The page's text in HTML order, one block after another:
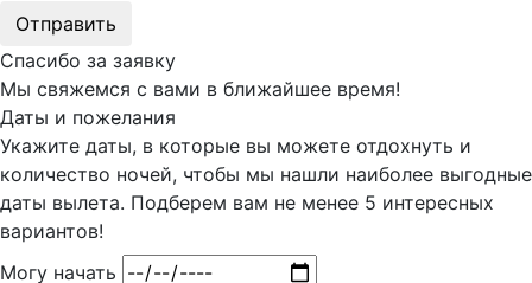
Отправить
Спасибо за заявку
Мы свяжемся с вами в ближайшее время!
Даты и пожелания
Укажите даты, в которые вы можете отдохнуть и
количество ночей, чтобы мы нашли наиболее выгодные
даты вылета. Подберем вам не менее 5 интересных
вариантов!
Могу начать